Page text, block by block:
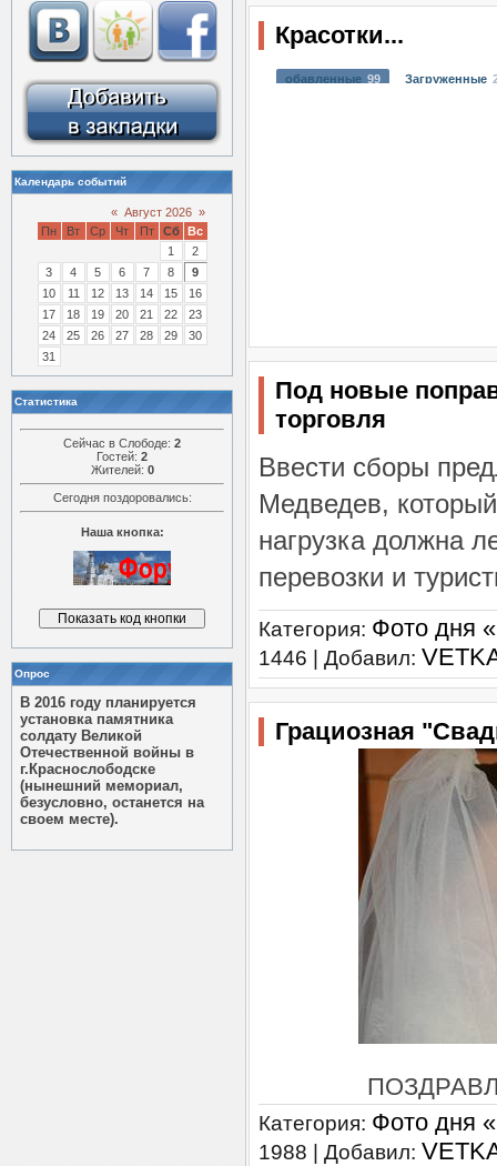
Календарь событий
« Август 2026 »
Пн
Вт Ср Чт Пт Сб
Вс
1
2
3
4 5 6 7 8
9
10
11 12 13 14 15
16
17
18 19 20 21 22
23
24
25 26 27 28 29
30
31
Статистика
Сейчас в Слободе: 2
Гостей: 2
Жителей: 0
Сегодня поздоровались:
Наша кнопка:
Опрос
В 2016 году планируется
установка памятника
солдату Великой
Отечественной войны в
г.Краснослободске
(нынешний мемориал,
безусловно, останется на
своем месте).
Красотки...
обавленные 99 Загруженные
Под новые
торговля
Ввести сборы
Медведев,
нагрузка должна
перевозки и
Категория: Фото дня
1446 | Добавил:
Грациозная
Категория: Фото дня
1988 | Добавил: